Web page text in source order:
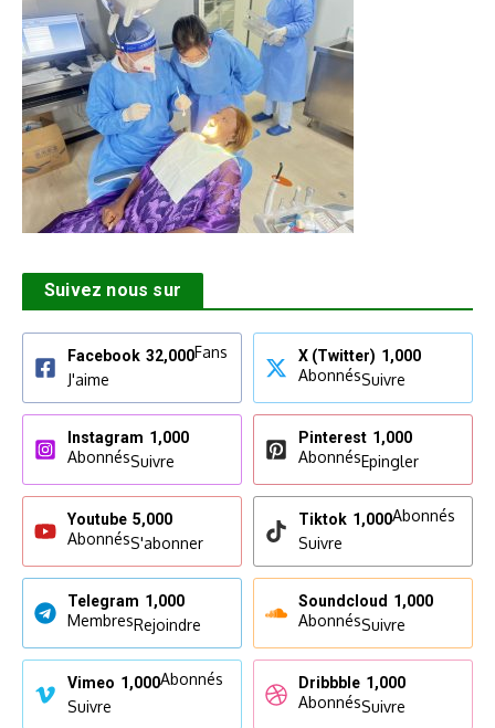
Suivez nous sur
Facebook 32,000Fans
J'aime
X (Twitter) 1,000
AbonnésSuivre
Instagram 1,000
AbonnésSuivre
Pinterest 1,000
AbonnésEpingler
Youtube 5,000
AbonnésS'abonner
Tiktok 1,000Abonnés
Suivre
Telegram 1,000
MembresRejoindre
Soundcloud 1,000
AbonnésSuivre
Vimeo 1,000Abonnés
Suivre
Dribbble 1,000
AbonnésSuivre